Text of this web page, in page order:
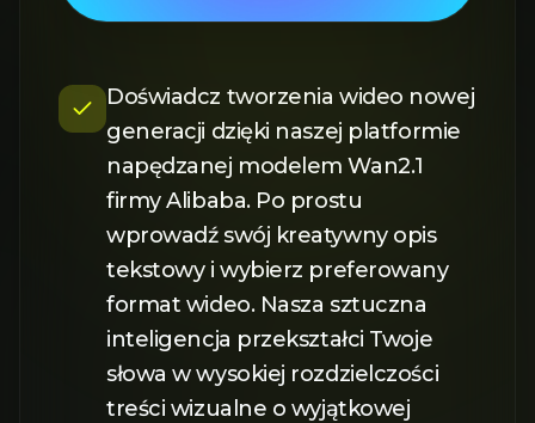
Doświadcz tworzenia wideo nowej
generacji dzięki naszej platformie
napędzanej modelem Wan2.1
firmy Alibaba. Po prostu
wprowadź swój kreatywny opis
tekstowy i wybierz preferowany
format wideo. Nasza sztuczna
inteligencja przekształci Twoje
słowa w wysokiej rozdzielczości
treści wizualne o wyjątkowej